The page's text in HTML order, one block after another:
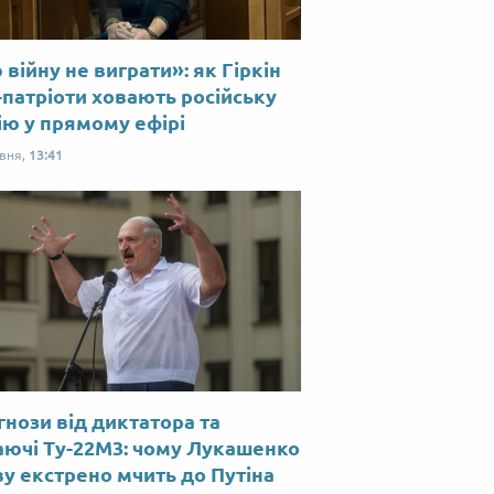
не виграти»: як Гіркін
ховають російську
у прямому ефірі
13:41
від диктатора та
Ту-22М3: чому Лукашенко
екстрено мчить до Путіна